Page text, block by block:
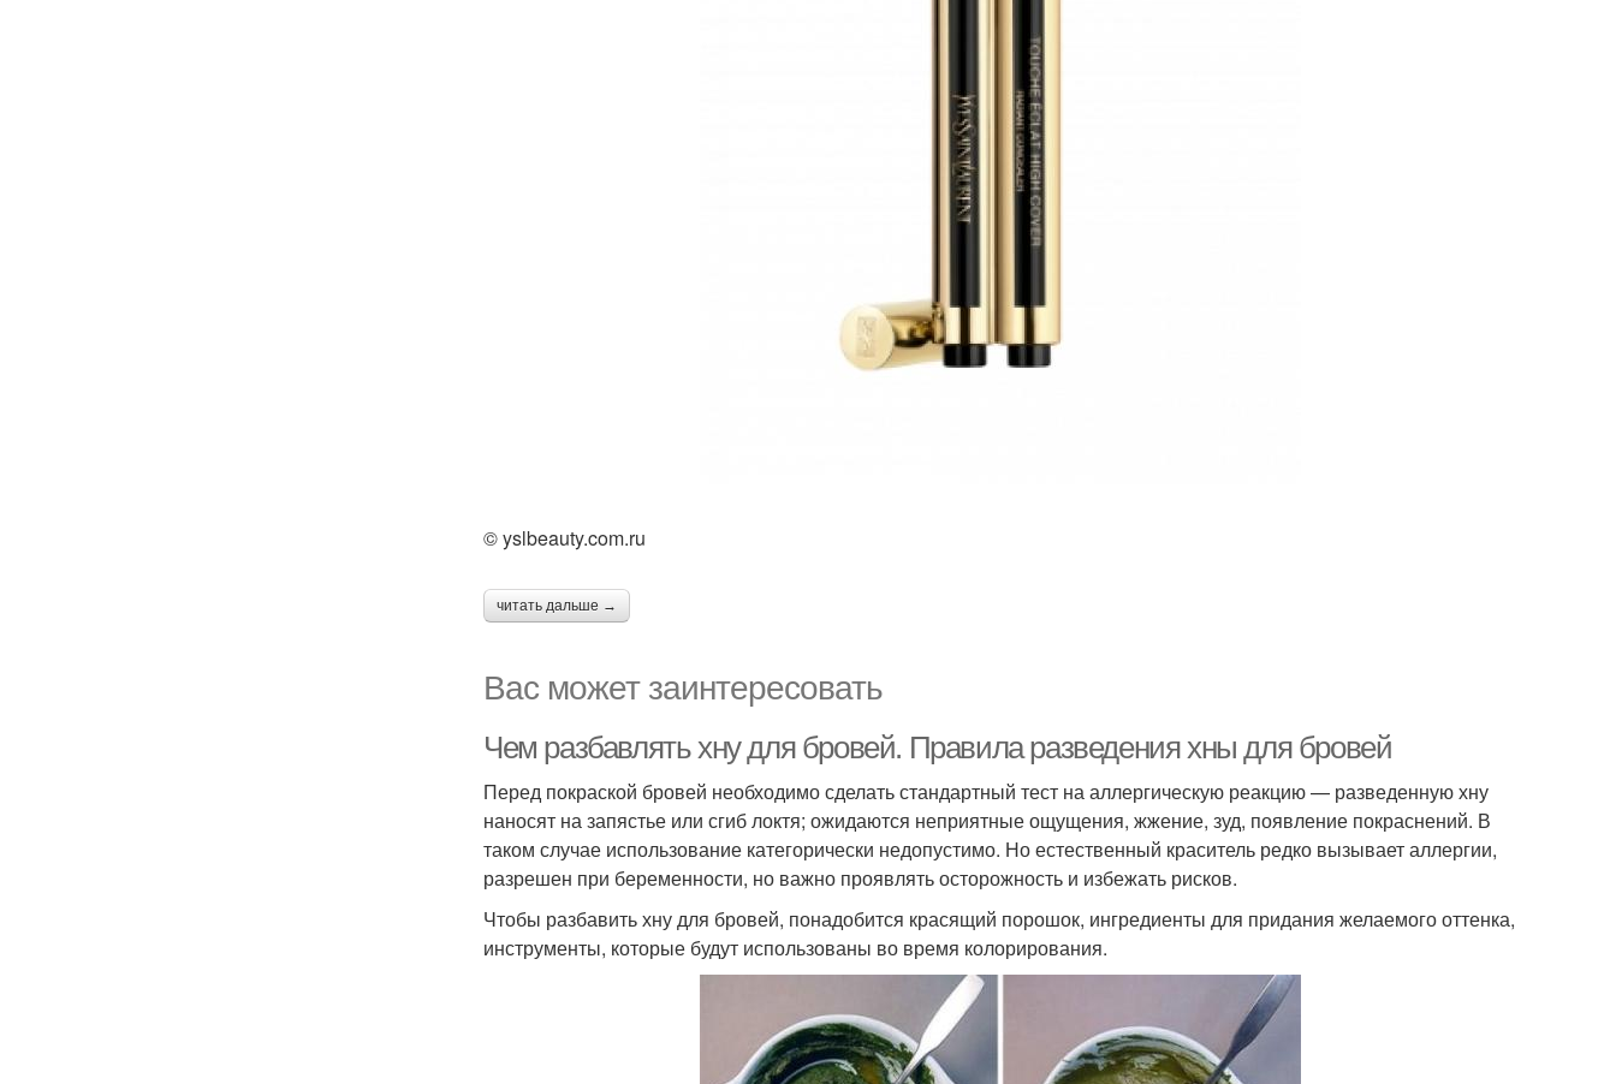
© yslbeauty.com.ru
читать дальше →
Вас может заинтересовать
Чем разбавлять хну для бровей. Правила разведения хны для бровей
Перед покраской бровей необходимо сделать стандартный тест на аллергическую реакцию — разведенную хну
наносят на запястье или сгиб локтя; ожидаются неприятные ощущения, жжение, зуд, появление покраснений. В
таком случае использование категорически недопустимо. Но естественный краситель редко вызывает аллергии,
разрешен при беременности, но важно проявлять осторожность и избежать рисков.
Чтобы разбавить хну для бровей, понадобится красящий порошок, ингредиенты для придания желаемого оттенка,
инструменты, которые будут использованы во время колорирования.